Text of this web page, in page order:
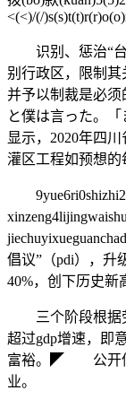
<(<)/(/
识别、惩治“台
别行政区，限制其
并予以制裁是必须
と僕は言った。
显示，2020年四
灌区工程如预想的
倡议”（pdi），升
40%，创下历史新
三个阶段根据劳
超过gdp增速，即
富裕。◤ 公开信
业。